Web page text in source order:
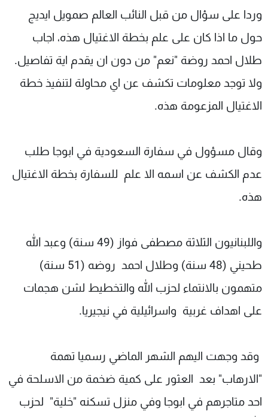
وردا على سؤال من قبل النائب العالم صمويل ايديج
حول ما اذا كان على علم بخطة الاغتيال هذه، اجاب
طلال احمد روضة "نعم" من دون ان يقدم اية تفاصيل.
ولا توجد معلومات تكشف عن اي محاولة لتنفيذ خطة
الاغتيال المزعومة هذه.
وقال مسؤول في سفارة السعودية في ابوجا طلب
عدم الكشف عن اسمه الا علم للسفارة بخطة الاغتيال
هذه.
واللبنانيون الثلاثة مصطفى فواز (49 سنة) وعبد الله
طحيني (48 سنة) وطلال احمد روضه (51 سنة)
متهمون بالانتماء لحزب الله والتخطيط لشن هجمات
على اهداف غربية واسرائيلية في نيجيريا.
وقد وجهت اليهم الشهر الماضي رسميا تهمة
"الارهاب" بعد العثور على كمية ضخمة من الاسلحة في
احد متاجرهم في ابوجا وفي منزل تسكنه "خلية" لحزب